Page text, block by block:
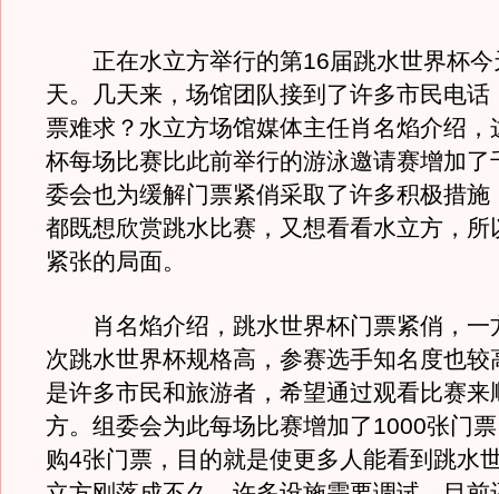
正在水立方举行的第16届跳水世界杯今
天。几天来，场馆团队接到了许多市民电话
票难求？水立方场馆媒体主任肖名焰介绍，
杯每场比赛比此前举行的游泳邀请赛增加了
委会也为缓解门票紧俏采取了许多积极措施
都既想欣赏跳水比赛，又想看看水立方，所
紧张的局面。
肖名焰介绍，跳水世界杯门票紧俏，一
次跳水世界杯规格高，参赛选手知名度也较
是许多市民和旅游者，希望通过观看比赛来
方。组委会为此每场比赛增加了1000张门
购4张门票，目的就是使更多人能看到跳水